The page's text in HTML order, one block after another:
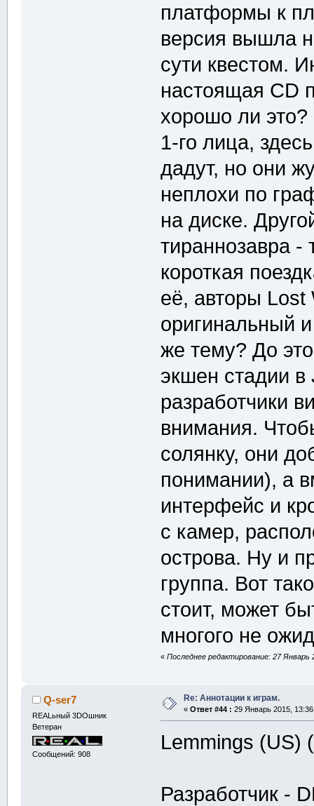
платформы к
версия вышла
сути квестом.
настоящая CD
хорошо ли
1-го лица,
дадут, но они
неплохи по
на диске.
тираннозавра -
короткая
её, авторы Lost
оригинальный
же тему? До
экшен стадии в
разработчики
внимания.
солянку, они
понимании), а
интерфейс и
с камер,
острова. Ну и
группа. Вот
стоит, может
многого не
«Последнее редактирование: 27 Январь
Q-ser7
REALьный 3DOшник
Ветеран
Сообщений: 908
Re: Аннотации к играм.
« Ответ #44 : 29 Январь 2015,
Lemmings (US)
Разработчик -